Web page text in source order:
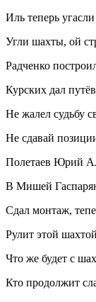
Иль теперь
Угли шахты, ой
Радченко
Курских дал
Не жалел судьбу
Не сдавай
Полетаев Юрий
В Мишей
Сдал монтаж,
Рулит этой
Что же будет с
Кто продолжит